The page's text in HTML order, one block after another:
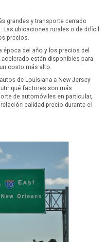
grandes y transporte cerrado
ubicaciones rurales o de difícil
precios.
del año y los precios del
están disponibles para
costo más alto.
de Louisiana a New Jersey
qué factores son más
de automóviles en particular,
calidad-precio durante el